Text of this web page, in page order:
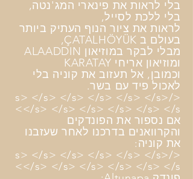
בלי לראות את פינארי המג'נטה,
בלי ללכת לסייל,
לראות את ציור הנוף העתיק ביותר
בעולם ב ÇATALHÖYÜK,
מבלי לבקר במוזיאון ALAADDIN
ומוזיאון אריחי KARATAY
וכמובן, אל תעזוב את קוניה בלי
לאכול פיד עם בשר.
</s> </s> </s> </s> </s> </s>
</s> </s> </s> </s> </s> </s>
אם נספור את הפונדקים
והקרוואנים בדרכנו לאחר שעזבנו
את קוניה:
</s> </s> </s> </s> </s> </s>
</s> </s> </s> </s> </s> </s>